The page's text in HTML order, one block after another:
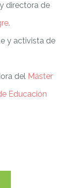
directora de
.
y activista de
del Máster
Educación